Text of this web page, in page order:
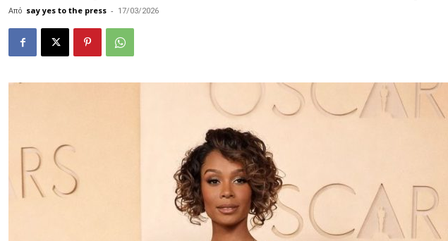
Από say yes to the press - 17/03/2026